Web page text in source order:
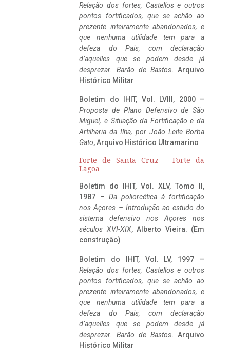
Relação dos fortes, Castellos e outros
pontos fortificados, que se achão ao
prezente inteiramente abandonados, e
que nenhuma utilidade tem para a
defeza do Pais, com declaração
d’aquelles que se podem desde já
desprezar. Barão de Bastos. Arquivo
Histórico Militar
Boletim do IHIT, Vol. LVIII, 2000 –
Proposta de Plano Defensivo de São
Miguel, e Situação da Fortificação e da
Artilharia da Ilha, por João Leite Borba
Gato, Arquivo Histórico Ultramarino
Forte de Santa Cruz – Forte da
Lagoa
Boletim do IHIT, Vol. XLV, Tomo II,
1987 – Da poliorcética à fortificação
nos Açores – Introdução ao estudo do
sistema defensivo nos Açores nos
séculos XVI-XIX, Alberto Vieira. (Em
construção)
Boletim do IHIT, Vol. LV, 1997 –
Relação dos fortes, Castellos e outros
pontos fortificados, que se achão ao
prezente inteiramente abandonados, e
que nenhuma utilidade tem para a
defeza do Pais, com declaração
d’aquelles que se podem desde já
desprezar. Barão de Bastos. Arquivo
Histórico Militar